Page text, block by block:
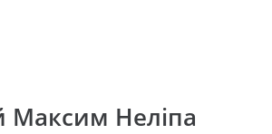
Максим Неліпа